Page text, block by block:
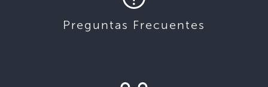
Preguntas Frecuentes